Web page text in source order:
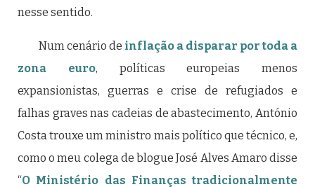
nesse sentido.
Num cenário de inflação a disparar por toda a
zona euro, políticas europeias menos
expansionistas, guerras e crise de refugiados e
falhas graves nas cadeias de abastecimento, António
Costa trouxe um ministro mais político que técnico, e,
como o meu colega de blogue José Alves Amaro disse
“O Ministério das Finanças tradicionalmente